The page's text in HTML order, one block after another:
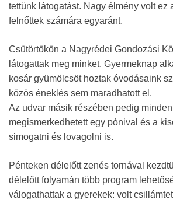
tettünk látogatást. Nagy élmény volt ez
felnőttek számára egyaránt.
Csütörtökön a Nagyrédei Gondozási
látogattak meg minket. Gyermeknap
kosár gyümölcsöt hoztak óvodásaink
közös éneklés sem maradhatott el.
Az udvar másik részében pedig
megismerkedhetett egy pónival és a
simogatni és lovagolni is.
Pénteken délelőtt zenés tornával
délelőtt folyamán több program
válogathattak a gyerekek: volt